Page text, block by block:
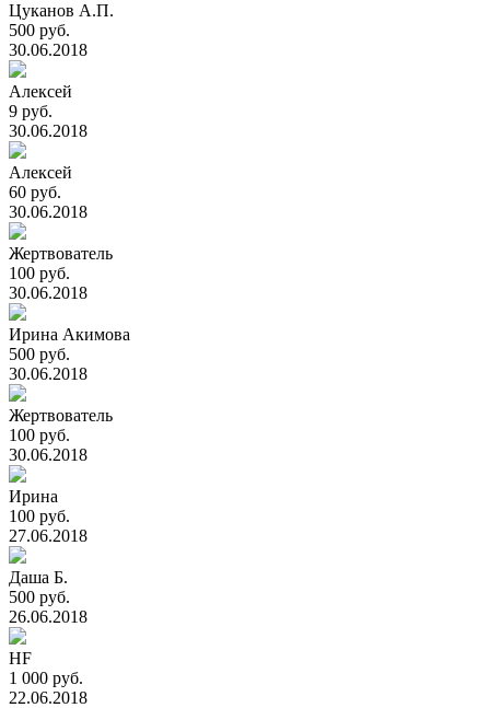
Цуканов А.П.
500 руб.
30.06.2018
Алексей
9 руб.
30.06.2018
Алексей
60 руб.
30.06.2018
Жертвователь
100 руб.
30.06.2018
Ирина Акимова
500 руб.
30.06.2018
Жертвователь
100 руб.
30.06.2018
Ирина
100 руб.
27.06.2018
Даша Б.
500 руб.
26.06.2018
HF
1 000 руб.
22.06.2018